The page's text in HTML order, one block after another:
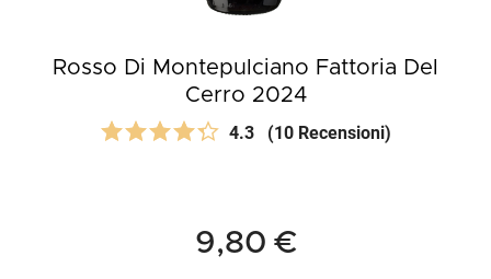
Rosso Di Montepulciano Fattoria Del
Cerro 2024
4.3 (10 Recensioni)
9,80 €